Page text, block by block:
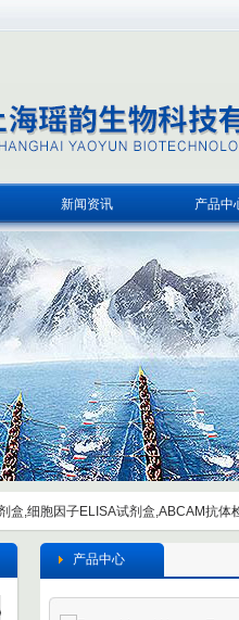
新闻资讯 产品中
盒,细胞因子ELISA试剂盒,ABCAM抗体
产品中心